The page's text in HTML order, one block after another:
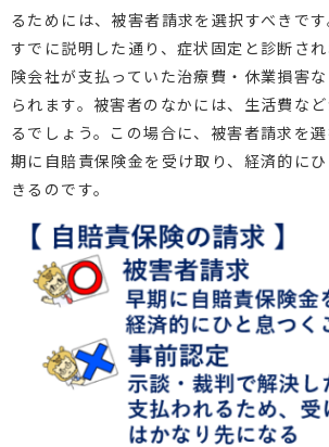
るためには、被害者請求を選択すべきです
すでに説明した通り、症状固定と診断さ
険会社が支払っていた治療費・休業損害
られます。被害者のなかには、生活費な
るでしょう。この場合に、被害者請求を
期に自賠責保険金を受け取り、経済的に
きるのです。